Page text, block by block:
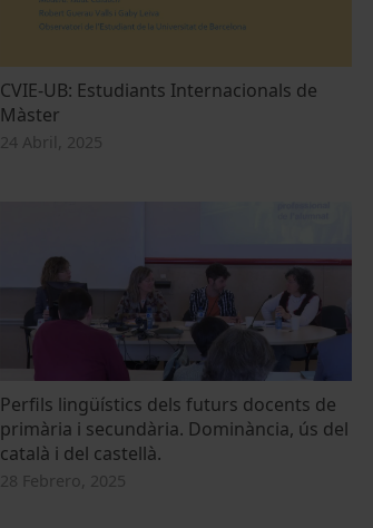
CVIE-UB: Estudiants Internacionals de
Màster
24 Abril, 2025
Perfils lingüístics dels futurs docents de
primària i secundària. Dominància, ús del
català i del castellà.
28 Febrero, 2025